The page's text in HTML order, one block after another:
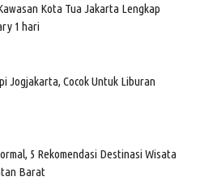
Kota Tua Jakarta Lengkap
1 hari
Jogjakarta, Cocok Untuk Liburan
5 Rekomendasi Destinasi Wisata
Barat